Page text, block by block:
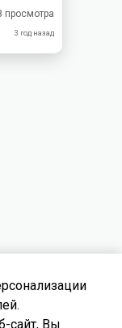
просмотра
3 год назад
сайт, Вы